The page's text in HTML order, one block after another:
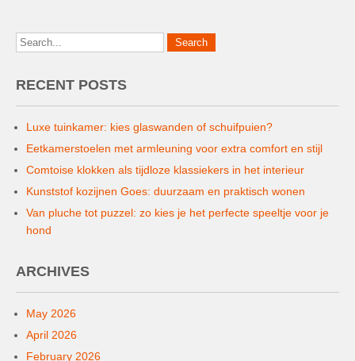
RECENT POSTS
Luxe tuinkamer: kies glaswanden of schuifpuien?
Eetkamerstoelen met armleuning voor extra comfort en stijl
Comtoise klokken als tijdloze klassiekers in het interieur
Kunststof kozijnen Goes: duurzaam en praktisch wonen
Van pluche tot puzzel: zo kies je het perfecte speeltje voor je
hond
ARCHIVES
May 2026
April 2026
February 2026